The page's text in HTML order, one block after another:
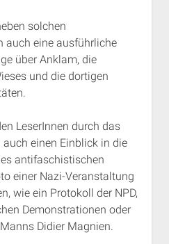
solchen
auch eine ausführliche
über Anklam, die
und die dortigen
LeserInnen durch das
einen Einblick in die
antifaschistischen
einer Nazi-Veranstaltung
wie ein Protokoll der NPD,
Demonstrationen oder
Didier Magnien.